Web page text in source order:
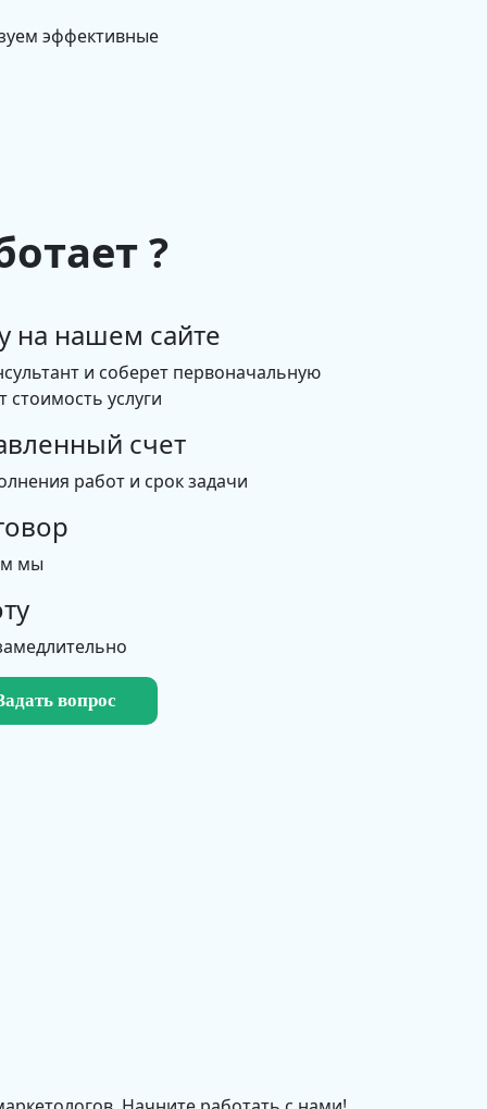
эффективные
?
на нашем сайте
и соберет первоначальную
услуги
счет
работ и срок задачи
мы
вопрос